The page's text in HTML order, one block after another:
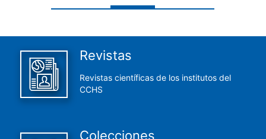
Revistas
Revistas científicas de los institutos del
CCHS
Colecciones